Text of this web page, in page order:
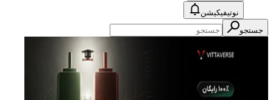
نوتیفیکیشن
جستجو